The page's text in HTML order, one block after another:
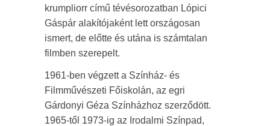
krumpliorr című tévésorozatban Lópici
Gáspár alakítójaként lett országosan
ismert, de előtte és utána is számtalan
filmben szerepelt.
1961-ben végzett a Színház- és
Filmművészeti Főiskolán, az egri
Gárdonyi Géza Színházhoz szerződött.
1965-től 1973-ig az Irodalmi Színpad,